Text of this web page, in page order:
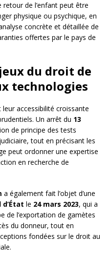
de l’enfant peut être
physique ou psychique, en
concrète et détaillée de
offertes par le pays de
du droit de
technologies
leur accessibilité croissante
Un arrêt du 13
de principe des tests
tout en précisant les
peut ordonner une expertise
en recherche de
a également fait l’objet d’une
d’État le 24 mars 2023, qui a
de l’exportation de gamètes
du donneur, tout en
fondées sur le droit au